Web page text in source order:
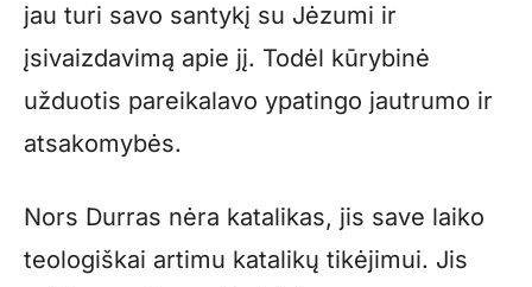
jau turi savo santykį su Jėzumi ir
įsivaizdavimą apie jį. Todėl kūrybinė
užduotis pareikalavo ypatingo jautrumo ir
atsakomybės.
Nors Durras nėra katalikas, jis save laiko
teologiškai artimu katalikų tikėjimui. Jis